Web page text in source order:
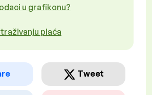
u grafikonu?
plaća
Tweet